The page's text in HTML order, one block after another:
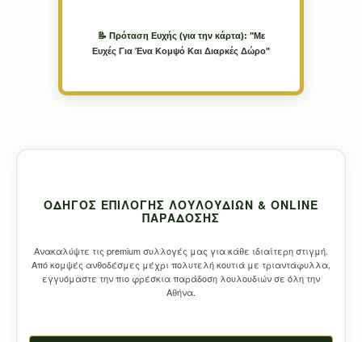
📝 Πρόταση Ευχής (για την κάρτα): "Με
Ευχές Για Ένα Κομψό Και Διαρκές Δώρο"
ΟΔΗΓΌΣ ΕΠΙΛΟΓΉΣ ΛΟΥΛΟΥΔΙΏΝ & ONLINE
ΠΑΡΆΔΟΣΗΣ
Ανακαλύψτε τις premium συλλογές μας για κάθε ιδιαίτερη στιγμή.
Από κομψές ανθοδέσμες μέχρι πολυτελή κουτιά με τριαντάφυλλα,
εγγυόμαστε την πιο φρέσκια παράδοση λουλουδιών σε όλη την
Αθήνα.